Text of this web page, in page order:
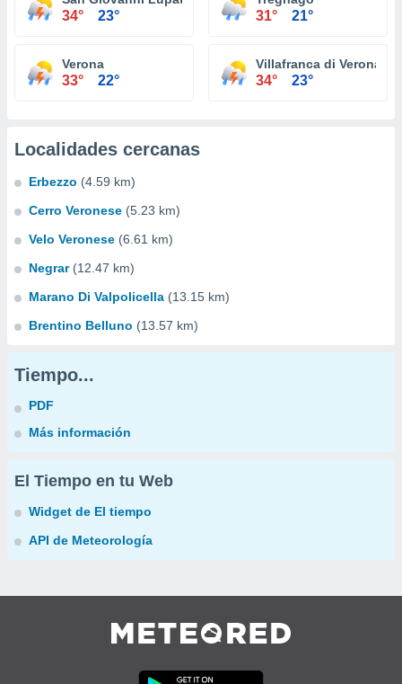
34° 23° 31° 21°
Verona
33° 22°
Villafranca di Verona
34° 23°
Localidades cercanas
Erbezzo (4.59 km)
Cerro Veronese (5.23 km)
Velo Veronese (6.61 km)
Negrar (12.47 km)
Marano Di Valpolicella (13.15 km)
Brentino Belluno (13.57 km)
Tiempo...
PDF
Más información
El Tiempo en tu Web
Widget de El tiempo
API de Meteorología